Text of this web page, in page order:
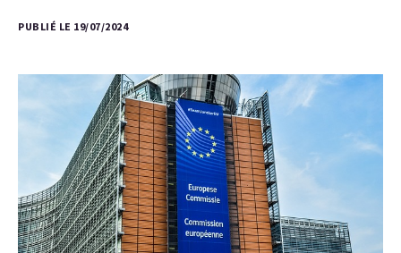
PUBLIÉ LE 19/07/2024